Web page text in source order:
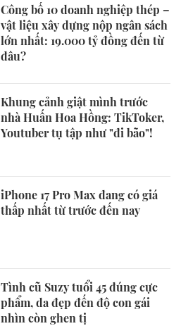
Công bố 10 doanh nghiệp thép –
vật liệu xây dựng nộp ngân sách
lớn nhất: 19.000 tỷ đồng đến từ
đâu?
Khung cảnh giật mình trước
nhà Huấn Hoa Hồng: TikToker,
Youtuber tụ tập như "đi bão"!
iPhone 17 Pro Max đang có giá
thấp nhất từ trước đến nay
Tình cũ Suzy tuổi 45 đúng cực
phẩm, da đẹp đến độ con gái
nhìn còn ghen tị